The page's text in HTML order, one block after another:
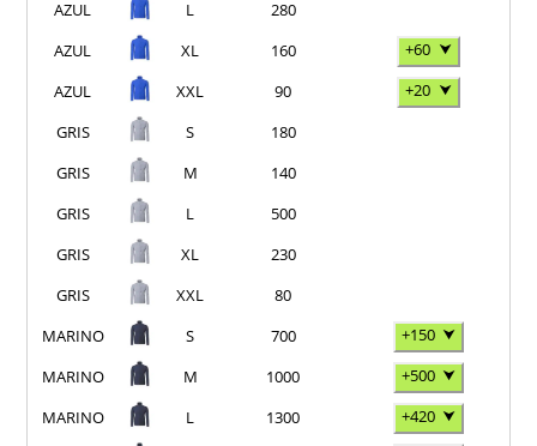
AZUL
L
280
AZUL
XL 160 +60 ⮟
AZUL
XXL 90 +20 ⮟
GRIS
S
180
GRIS
M
140
GRIS
L
500
GRIS
XL
230
GRIS
XXL
80
MARINO
S 700 +150 ⮟
MARINO
M 1000 +500 ⮟
MARINO
L 1300 +420 ⮟